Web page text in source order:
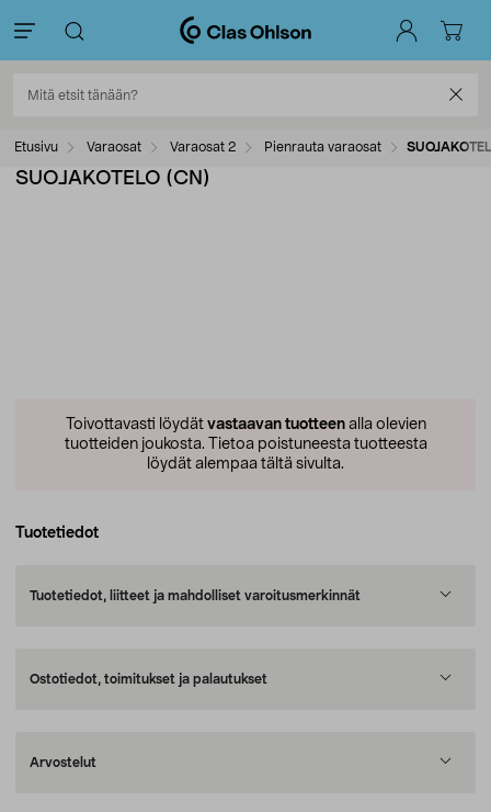
Etusivu Varaosat Varaosat 2 Pienrauta varaosat
SUOJAKOTELO (CN)
Toivottavasti löydät vastaavan tuotteenalla olevien
tuotteiden joukosta. Tietoa poistuneesta tuotteesta
löydät alempaa tältä sivulta.
Tuotetiedot
Tuotetiedot, liitteet ja mahdolliset varoitusmerkinnät
Ostotiedot, toimitukset ja palautukset
Arvostelut